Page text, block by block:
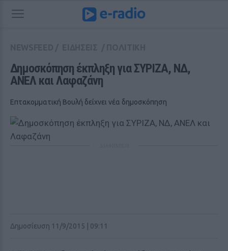
Δημοσκόπηση έκπληξη για ΣΥΡΙΖΑ, ΝΔ,
ΑΝΕΛ και Λαφαζάνη
Επτακομματική Βουλή δείχνει νέα δημοσκόπηση
Δημοσίευση 11/9/2015 | 09:11